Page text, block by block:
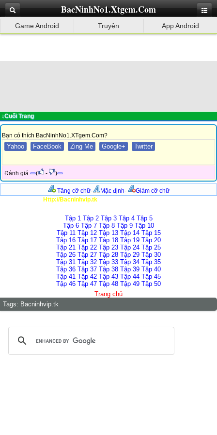
BacNinhNo1.Xtgem.Com
Game Android Truyện App Android
↓Cuối Trang
Bạn có thích BacNinhNo1.XTgem.Com?
Yahoo FaceBook Zing Me Google+ Twitter
Đánh giá ( - )
Tăng cỡ chữ- Mặc định-
Giảm cỡ chữ
Http://Bacninhvip.tk
Tập 1 Tập 2 Tập 3 Tập 4 Tập 5
Tập 6 Tập 7 Tập 8 Tập 9 Tập 10
Tập 11 Tập 12 Tập 13 Tập 14 Tập 15
Tập 16 Tập 17 Tập 18 Tập 19 Tập 20
Tập 21 Tập 22 Tập 23 Tập 24 Tập 25
Tập 26 Tập 27 Tập 28 Tập 29 Tập 30
Tập 31 Tập 32 Tập 33 Tập 34 Tập 35
Tập 36 Tập 37 Tập 38 Tập 39 Tập 40
Tập 41 Tập 42 Tập 43 Tập 44 Tập 45
Tập 46 Tập 47 Tập 48 Tập 49 Tập 50
Trang chủ
Tags: Bacninhvip.tk